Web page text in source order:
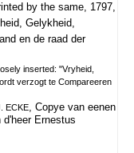
by the same, 1797,
Gelykheid,
en de raad der
inserted: "Vryheid,
verzogt te Compareeren
ECKE, Copye van eenen
Ernestus